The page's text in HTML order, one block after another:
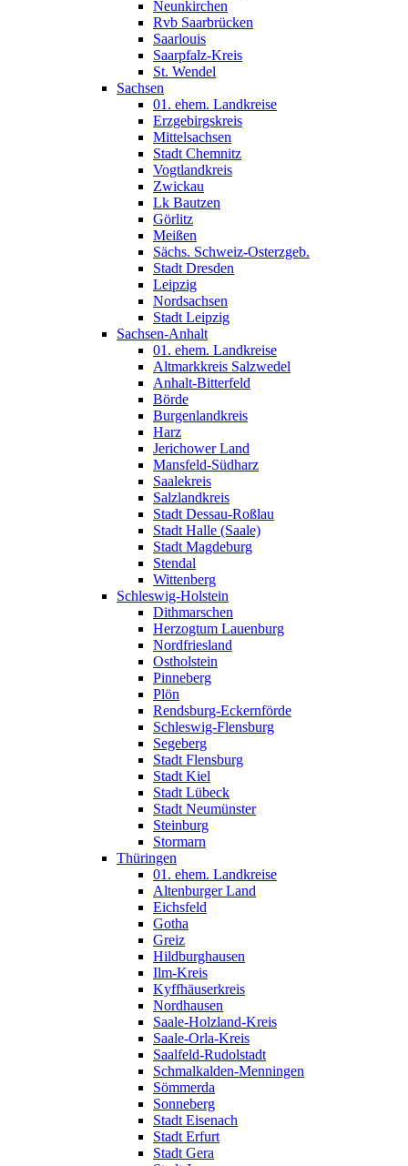
Neunkirchen
Rvb Saarbrücken
Saarlouis
Saarpfalz-Kreis
St. Wendel
Sachsen
01. ehem. Landkreise
Erzgebirgskreis
Mittelsachsen
Stadt Chemnitz
Vogtlandkreis
Zwickau
Lk Bautzen
Görlitz
Meißen
Sächs. Schweiz-Osterzgeb.
Stadt Dresden
Leipzig
Nordsachsen
Stadt Leipzig
Sachsen-Anhalt
01. ehem. Landkreise
Altmarkkreis Salzwedel
Anhalt-Bitterfeld
Börde
Burgenlandkreis
Harz
Jerichower Land
Mansfeld-Südharz
Saalekreis
Salzlandkreis
Stadt Dessau-Roßlau
Stadt Halle (Saale)
Stadt Magdeburg
Stendal
Wittenberg
Schleswig-Holstein
Dithmarschen
Herzogtum Lauenburg
Nordfriesland
Ostholstein
Pinneberg
Plön
Rendsburg-Eckernförde
Schleswig-Flensburg
Segeberg
Stadt Flensburg
Stadt Kiel
Stadt Lübeck
Stadt Neumünster
Steinburg
Stormarn
Thüringen
01. ehem. Landkreise
Altenburger Land
Eichsfeld
Gotha
Greiz
Hildburghausen
Ilm-Kreis
Kyffhäuserkreis
Nordhausen
Saale-Holzland-Kreis
Saale-Orla-Kreis
Saalfeld-Rudolstadt
Schmalkalden-Menningen
Sömmerda
Sonneberg
Stadt Eisenach
Stadt Erfurt
Stadt Gera